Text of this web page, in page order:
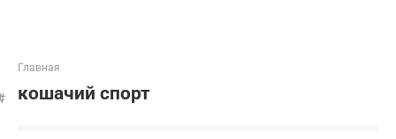
Главная
кошачий спорт